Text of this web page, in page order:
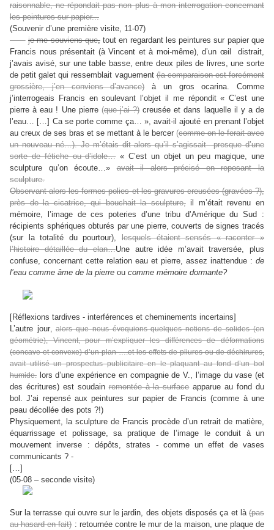
raisonnable, ne répondait pas non plus à mon interrogation concernant
les peintures sur papier...
(Souvenir d’une première visite, 11-07)
je me souviens que,tout en regardant les peintures sur papier que
Francis nous présentait (à Vincent et à moi-même), d’un œil
distrait,
j’avais avisé, sur une table basse, entre deux piles de livres, une sorte
de petit galet qui ressemblait vaguement(la comparaison est forcément
grossière, j’en conviens d’avance)à un gros ocarina. Comme
j’interrogeais Francis en soulevant l’objet il me répondit « C’est une
pierre à eau ! Une pierre (que j’ai ?) creusée et dans laquelle il y a de
l’eau… […] Ca se porte comme ça… », avait-il ajouté en prenant l’objet
au creux de ses bras et se mettant à le bercer (comme on le ferait avec
un nouveau né…). Je m’étais dit alors qu’il s’agissait presque d’une
sorte de fétiche ou d’idole… « C’est un objet un peu magique, une
sculpture qu’on écoute…»avait il alors précisé en reposant la
sculpture.
Observant alors les formes polies et les gravures creusées (gravées ?),
près de la cicatrice, qui bouchait la sculpture,il m’était revenu en
mémoire, l’image de ces poteries d’une tribu d’Amérique du Sud :
récipients sphériques obturés par une pierre, couverts de signes tracés
(sur la totalité du pourtour), lesquels étaient sensés « raconter »
l’histoire détaillée du clan…Une autre idée m’avait traversée, plus
confuse, concernant cette relation eau et pierre, assez inattendue : de
l’eau comme âme de la pierre ou comme mémoire dormante?
[Réflexions tardives - interférences et cheminements incertains]
L’autre jour, alors que nous évoquions quelques notions de solides (en
géométrie), Vincent, pour m’expliquer les différences de déformations
(concave et convexe) d’un plan ….et les effets de pliures ou de déchirures,
avait utilisé un prospectus publicitaire en le plaquant au fond d’un bol
humide. lors d’une expérience en compagnie de V., l’image du vase (et
des écritures) est soudainremontée à la surfaceapparue au fond du
bol. J’ai repensé aux peintures sur papier de Francis (comme à une
peau décollée des pots ?!)
Physiquement, la sculpture de Francis procède d’un retrait de matière,
équarrissage et polissage, sa pratique de l’image le conduit à un
mouvement inverse : dépôts, strates - comme un effet de vases
communicants ? -
[…]
(05-08 – seconde visite)
Sur la terrasse qui ouvre sur le jardin, des objets disposés ça et là (pas
au hasard en fait): retournée contre le mur de la maison, une plaque de